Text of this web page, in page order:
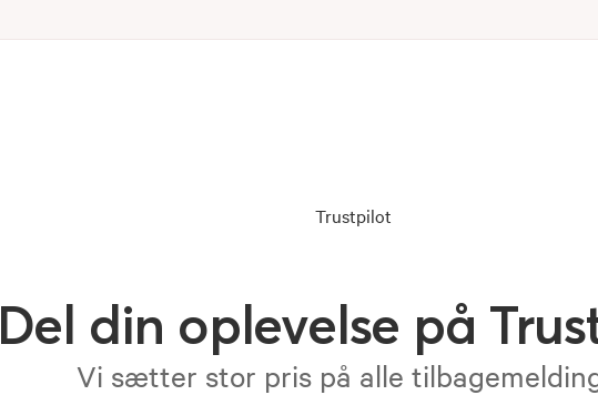
Trustpilot
Del din oplevelse på
Vi sætter stor pris på alle